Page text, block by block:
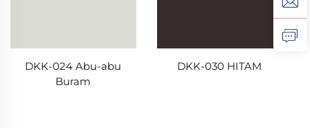
DKK-024 Abu-abu
Buram
DKK-030 HITAM